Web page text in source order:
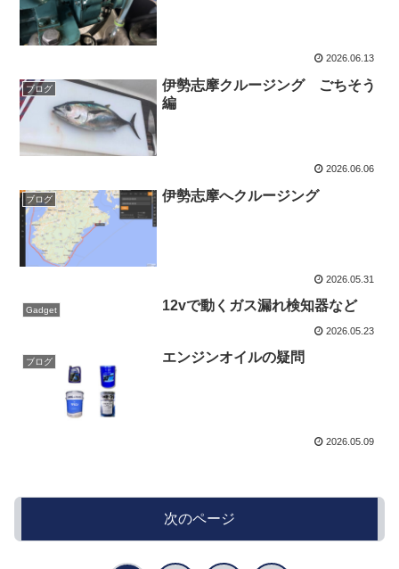
2026.06.13
ブログ
伊勢志摩クルージング ごちそう
編
2026.06.06
ブログ 伊勢志摩へクルージング
2026.05.31
Gadget 12vで動くガス漏れ検知器など
2026.05.23
ブログ エンジンオイルの疑問
2026.05.09
次のページ